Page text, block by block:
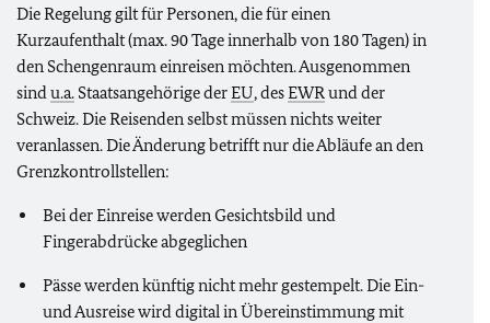
Die Regelung gilt für Personen, die für einen
Kurzaufenthalt (max. 90 Tage innerhalb von 180 Tagen) in
den Schengenraum einreisen möchten. Ausgenommen
sindu.a. Staatsangehörige derEU, desEWRund der
Schweiz. Die Reisenden selbst müssen nichts weiter
veranlassen. Die Änderung betrifft nur die Abläufe an den
Grenzkontrollstellen:
Bei der Einreise werden Gesichtsbild und
Fingerabdrücke abgeglichen
Pässe werden künftig nicht mehr gestempelt. Die Ein-
und Ausreise wird digital in Übereinstimmung mit